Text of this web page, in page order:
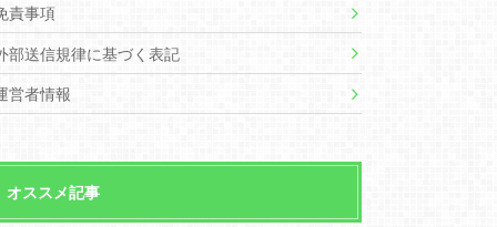
責事項
部送信規律に基づく表記
営者情報
オススメ記事